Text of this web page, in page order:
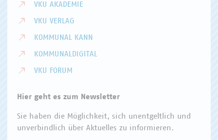
VKU AKADEMIE
VKU VERLAG
KOMMUNAL KANN
KOMMUNALDIGITAL
VKU FORUM
Hier geht es zum Newsletter
Sie haben die Möglichkeit, sich unentgeltlich und
unverbindlich über Aktuelles zu informieren.